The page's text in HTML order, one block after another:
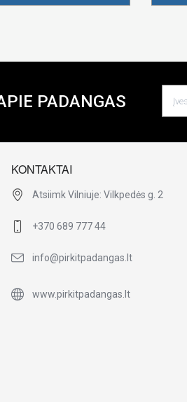
PADANGAS
KONTAKTAI
Atsiimk Vilniuje: Vilkpedės g. 2
+370 689 777 44
info@pirkitpadangas.lt
www.pirkitpadangas.lt